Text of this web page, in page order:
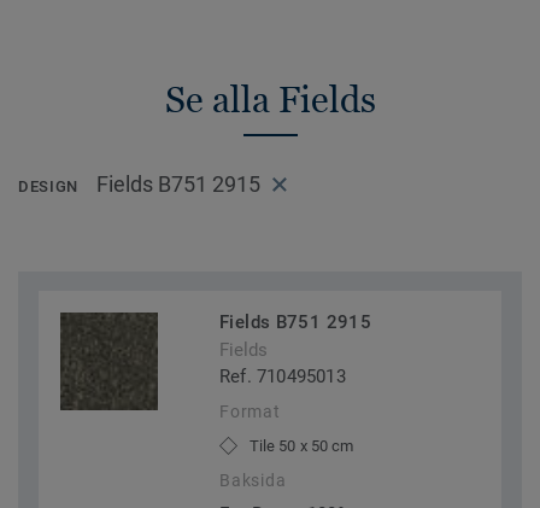
Se alla Fields
DESIGN Fields B751 2915
Fields B751 2915
Fields
Ref. 710495013
Format
Tile 50 x 50 cm
Baksida